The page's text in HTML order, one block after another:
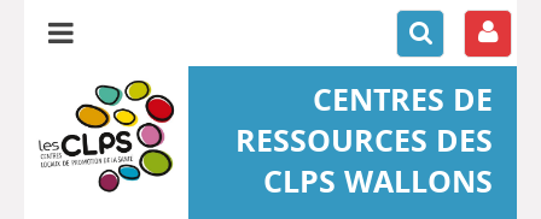
CENTRES DE
RESSOURCES DES
CLPS WALLONS